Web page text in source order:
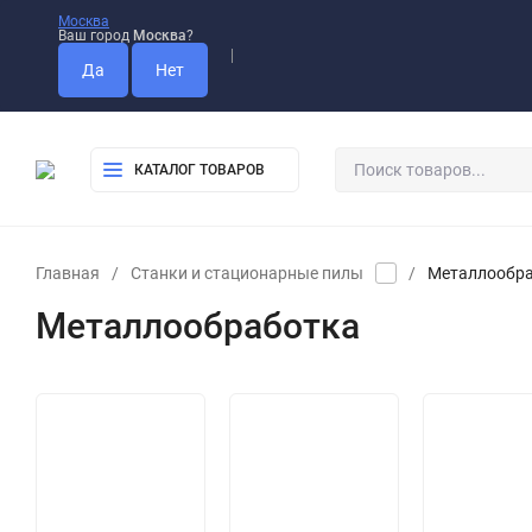
Москва
Ваш город Москва?
КАТАЛОГ ТОВАРОВ
Главная / Станки и стационарные пилы /
Металлообработка